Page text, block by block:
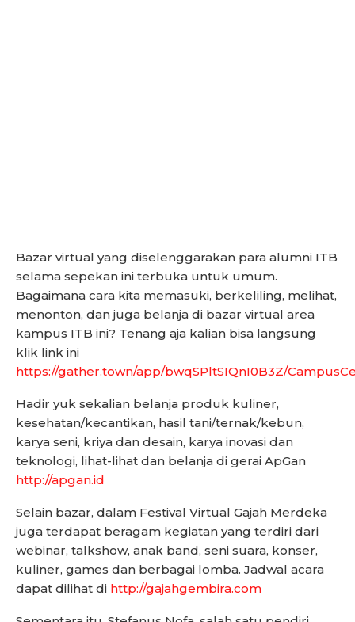
Bazar virtual yang diselenggarakan para alumni ITB
selama sepekan ini terbuka untuk umum.
Bagaimana cara kita memasuki, berkeliling, melihat,
menonton, dan juga belanja di bazar virtual area
kampus ITB ini? Tenang aja kalian bisa langsung
klik link ini
https://gather.town/app/bwqSPltSIQnI0B3Z/
Hadir yuk sekalian belanja produk kuliner,
kesehatan/kecantikan, hasil tani/ternak/kebun,
karya seni, kriya dan desain, karya inovasi dan
teknologi, lihat-lihat dan belanja di gerai ApGan
http://apgan.id
Selain bazar, dalam Festival Virtual Gajah Merdeka
juga terdapat beragam kegiatan yang terdiri dari
webinar, talkshow, anak band, seni suara, konser,
kuliner, games dan berbagai lomba. Jadwal acara
dapat dilihat di http://gajahgembira.com